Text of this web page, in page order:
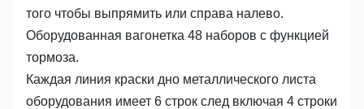
того чтобы выпрямить или справа налево.
Оборудованная вагонетка 48 наборов с функцией
тормоза.
Каждая линия краски дно металлического листа
оборудования имеет 6 строк след включая 4 строки